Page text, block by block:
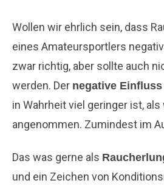
Wollen wir ehrlich sein, dass
eines Amateursportlers
zwar richtig, aber sollte auch
werden. Der negative
in Wahrheit viel geringer ist,
angenommen. Zumindest im
Das was gerne als
und ein Zeichen von